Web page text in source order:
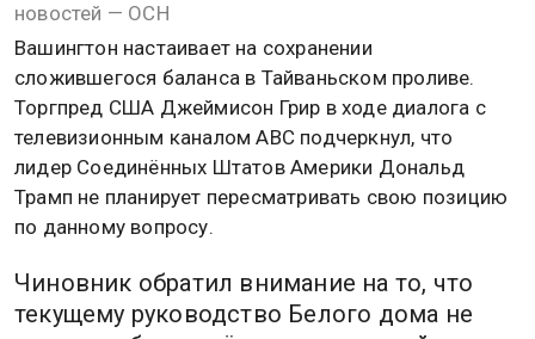
новостей — ОСН
Вашингтон настаивает на сохранении
сложившегося баланса в Тайваньском проливе.
Торгпред США Джеймисон Грир в ходе диалога с
телевизионным каналом ABC подчеркнул, что
лидер Соединённых Штатов Америки Дональд
Трамп не планирует пересматривать свою позицию
по данному вопросу.
Чиновник обратил внимание на то, что
текущему руководство Белого дома не